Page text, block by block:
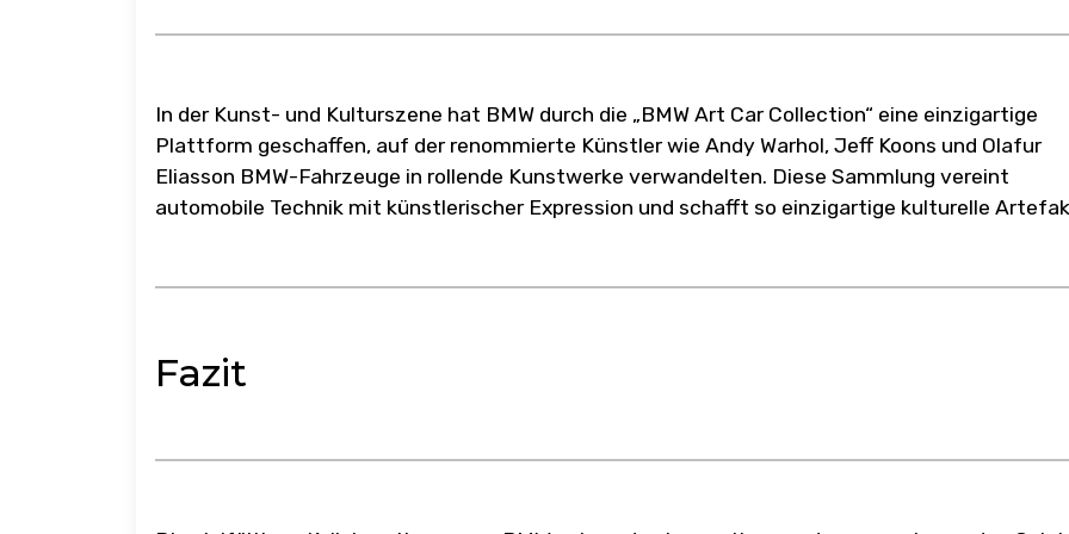
In der Kunst- und Kulturszene hat BMW durch die „BMW Art Car Collection“ eine einzigartige
Plattform geschaffen, auf der renommierte Künstler wie Andy Warhol, Jeff Koons und Olafur
Eliasson BMW-Fahrzeuge in rollende Kunstwerke verwandelten. Diese Sammlung vereint
automobile Technik mit künstlerischer Expression und schafft so einzigartige kulturelle
Fazit